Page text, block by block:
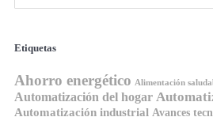
Etiquetas
Ahorro energético Alimentación
Automatización del hogar
Automatización industrial Avances